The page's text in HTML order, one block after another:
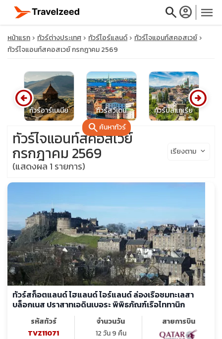
searchaccount_circle menu
close
travel_explore
calendar_month
หน้าแรก ทัวร์ต่างประเทศ ทัวร์ไอร์แลนด์
ทัวร์ไจแอนท์สคอสเวย์
ทัวร์ไจแอนท์สคอสเวย์ กรกฎาคม 2569
ทัวร์อาร์เมเนีย ทัวร์สวีเดน ทัวร์บัลแกเรีย
arrow_circle_left arrow_circle_right
searchค้นหาทัวร์
ทัวร์ไจแอนท์สคอสเวย์
กรกฎาคม 2569
(แสดงผล 1 รายการ)
เรียงตาม keyboard_arrow_down
ทัวร์สก็อตแลนด์ ไฮแลนด์ ไอร์แลนด์ ล่องเรือชมทะเลสา
บล็อกเนส ปราสาทเอดินเบอระ พิพิธภัณฑ์เรือไททานิก
รหัสทัวร์
TVZ11071
จำนวนวัน
12 วัน 9 คืน
สายการบิน